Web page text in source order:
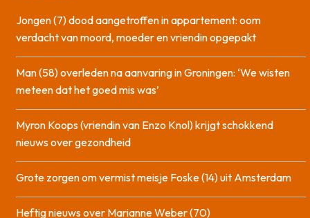
Jongen (7) dood aangetroffen in appartement: oom
verdacht van moord, moeder en vriendin opgepakt
Man (58) overleden na aanvaring in Groningen: ‘We wisten
meteen dat het goed mis was’
Myron Koops (vriendin van Enzo Knol) krijgt schokkend
nieuws over gezondheid
Grote zorgen om vermist meisje Foske (14) uit Amsterdam
Heftig nieuws over Marianne Weber (70)